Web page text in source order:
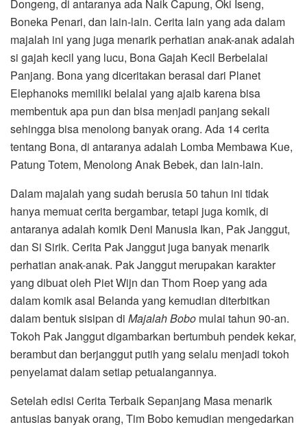
Dongeng, di antaranya ada Naik Capung, Oki Iseng,
Boneka Penari, dan lain-lain. Cerita lain yang ada dalam
majalah ini yang juga menarik perhatian anak-anak adalah
si gajah kecil yang lucu, Bona Gajah Kecil Berbelalai
Panjang. Bona yang diceritakan berasal dari Planet
Elephanoks memiliki belalai yang ajaib karena bisa
membentuk apa pun dan bisa menjadi panjang sekali
sehingga bisa menolong banyak orang. Ada 14 cerita
tentang Bona, di antaranya adalah Lomba Membawa Kue,
Patung Totem, Menolong Anak Bebek, dan lain-lain.
Dalam majalah yang sudah berusia 50 tahun ini tidak
hanya memuat cerita bergambar, tetapi juga komik, di
antaranya adalah komik Deni Manusia Ikan, Pak Janggut,
dan Si Sirik. Cerita Pak Janggut juga banyak menarik
perhatian anak-anak. Pak Janggut merupakan karakter
yang dibuat oleh Piet Wijn dan Thom Roep yang ada
dalam komik asal Belanda yang kemudian diterbitkan
dalam bentuk sisipan di Majalah Bobo mulai tahun 90-an.
Tokoh Pak Janggut digambarkan bertumbuh pendek kekar,
berambut dan berjanggut putih yang selalu menjadi tokoh
penyelamat dalam setiap petualangannya.
Setelah edisi Cerita Terbaik Sepanjang Masa menarik
antusias banyak orang, Tim Bobo kemudian mengedarkan